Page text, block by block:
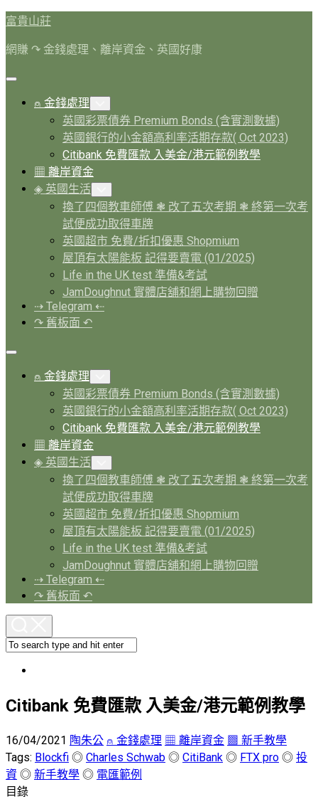
Skip
to
content
富貴山莊
網賺 ↷ 金錢處理、離岸資金、英國好康
Expand
Current
Page
Parent
⍝ 金錢處理
Child
Menu
英國彩票債券 Premium Bonds (含實測數據)
英國銀行的小金額高利率活期存款( Oct 2023)
Current
Page:
Citibank 免費匯款 入美金/港元範例教學
Current
Page
Parent
▦ 離岸資金
◈ 英國生活
Child
Menu
換了四個教車師傅 ❃ 改了五次考期 ❃ 終第一次考
試便成功取得車牌
英國超市 免費/折扣優惠 Shopmium
屋頂有太陽能板 記得要賣電 (01/2025)
Life in the UK test 準備&考試
JamDoughnut 實體店舖和網上購物回贈
⇢ Telegram ⇠
↷ 舊板面 ↶
Expand
Current
Page
Parent
⍝ 金錢處理
Child
Menu
英國彩票債券 Premium Bonds (含實測數據)
英國銀行的小金額高利率活期存款( Oct 2023)
Current
Page:
Citibank 免費匯款 入美金/港元範例教學
Current
Page
Parent
▦ 離岸資金
◈ 英國生活
Child
Menu
換了四個教車師傅 ❃ 改了五次考期 ❃ 終第一次考
試便成功取得車牌
英國超市 免費/折扣優惠 Shopmium
屋頂有太陽能板 記得要賣電 (01/2025)
Life in the UK test 準備&考試
JamDoughnut 實體店舖和網上購物回贈
⇢ Telegram ⇠
↷ 舊板面 ↶
Citibank 免費匯款 入美金/港元範例教學
16/04/2021 陶朱公 ⍝ 金錢處理 ▦ 離岸資金 ▩ 新手教學
Tags: Blockfi ◎ Charles Schwab ◎ CitiBank ◎ FTX pro ◎ 投
資 ◎ 新手教學 ◎ 電匯範例
目錄